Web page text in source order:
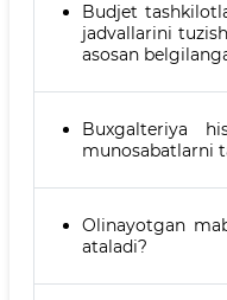
Budjet
jadvallarini
asosan
Buxgalteriya
munosabatlarni
Olinayotgan
ataladi?